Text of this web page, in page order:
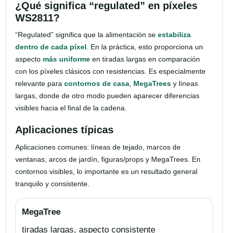
¿Qué significa “regulated” en píxeles
WS2811?
“Regulated” significa que la alimentación se estabiliza
dentro de cada píxel . En la práctica, esto proporciona un
aspecto más uniforme en tiradas largas en comparación
con los píxeles clásicos con resistencias. Es especialmente
relevante para contornos de casa MegaTrees y líneas
largas, donde de otro modo pueden aparecer diferencias
visibles hacia el final de la cadena.
Aplicaciones típicas
Aplicaciones comunes: líneas de tejado, marcos de
ventanas, arcos de jardín, figuras/props y MegaTrees. En
contornos visibles, lo importante es un resultado general
tranquilo y consistente.
MegaTree
tiradas largas, aspecto consistente